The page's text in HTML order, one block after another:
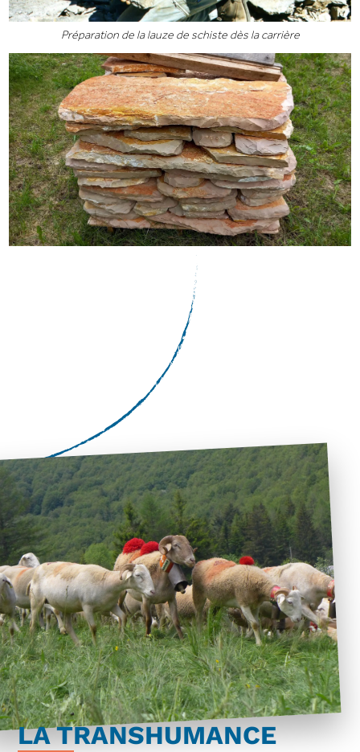
Préparation de la lauze de schiste dès la carrière
LA TRANSHUMANCE